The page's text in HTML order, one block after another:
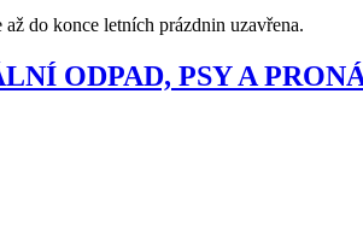
do konce letních prázdnin uzavřena.
ODPAD, PSY A